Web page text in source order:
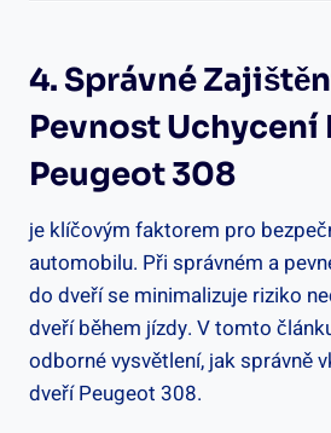
4. Správné⁢
Pevnost Uchycení
Peugeot 308
je klíčovým faktorem pro
automobilu. Při správném a
do dveří se minimalizuje riziko
⁣dveří během⁢ jízdy. V⁣ tomto
odborné vysvětlení, jak správně
dveří Peugeot 308.